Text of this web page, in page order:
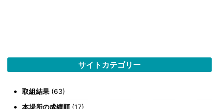
サイトカテゴリー
取組結果 (63)
本場所の成績順(17)